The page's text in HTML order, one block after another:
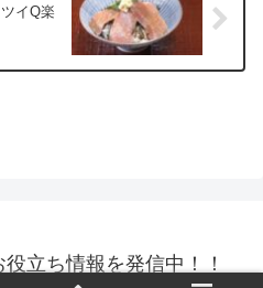
イQ楽
立ち情報を発信中！！